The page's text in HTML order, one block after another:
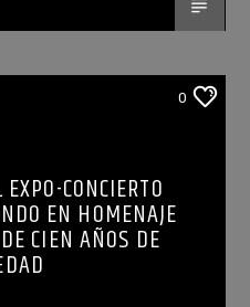
0
CONCIERTO
EN HOMENAJE
CIEN AÑOS DE